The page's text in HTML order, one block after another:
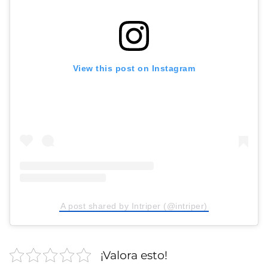
View this post on Instagram
A post shared by Intriper (@intriper)
¡Valora esto!